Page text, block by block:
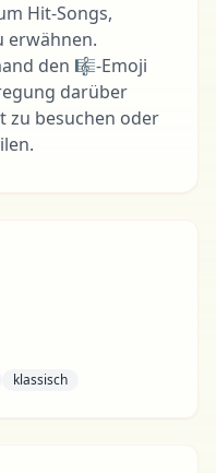
Hit-Songs,
erwähnen.
den 🎼-Emoji
darüber
zu besuchen oder
klassisch